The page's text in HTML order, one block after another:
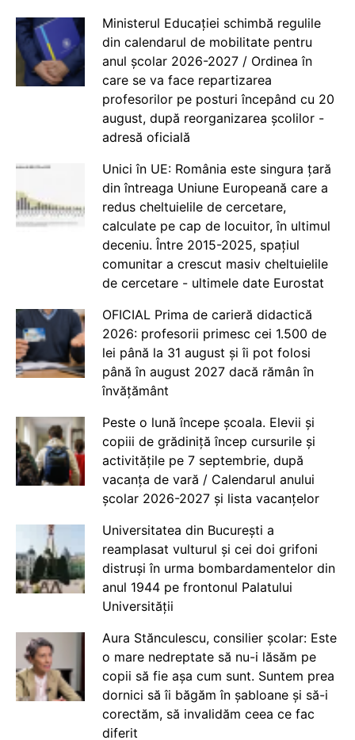
Ministerul Educației schimbă regulile
din calendarul de mobilitate pentru
anul școlar 2026-2027 / Ordinea în
care se va face repartizarea
profesorilor pe posturi începând cu 20
august, după reorganizarea școlilor -
adresă oficială
Unici în UE: România este singura țară
din întreaga Uniune Europeană care a
redus cheltuielile de cercetare,
calculate pe cap de locuitor, în ultimul
deceniu. Între 2015-2025, spațiul
comunitar a crescut masiv cheltuielile
de cercetare - ultimele date Eurostat
OFICIAL Prima de carieră didactică
2026: profesorii primesc cei 1.500 de
lei până la 31 august și îi pot folosi
până în august 2027 dacă rămân în
învățământ
Peste o lună începe școala. Elevii și
copiii de grădiniță încep cursurile și
activitățile pe 7 septembrie, după
vacanța de vară / Calendarul anului
școlar 2026-2027 și lista vacanțelor
Universitatea din București a
reamplasat vulturul și cei doi grifoni
distruși în urma bombardamentelor din
anul 1944 pe frontonul Palatului
Universității
Aura Stănculescu, consilier școlar: Este
o mare nedreptate să nu-i lăsăm pe
copii să fie așa cum sunt. Suntem prea
dornici să îi băgăm în șabloane și să-i
corectăm, să invalidăm ceea ce fac
diferit